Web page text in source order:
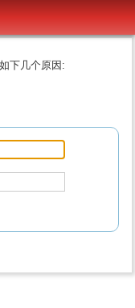
下几个原因: